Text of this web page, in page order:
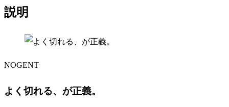
パ
ン
ク
シ
説明
NOGENT
よく切れる、が正義。